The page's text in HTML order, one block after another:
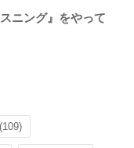
ニング』をやって
(109)